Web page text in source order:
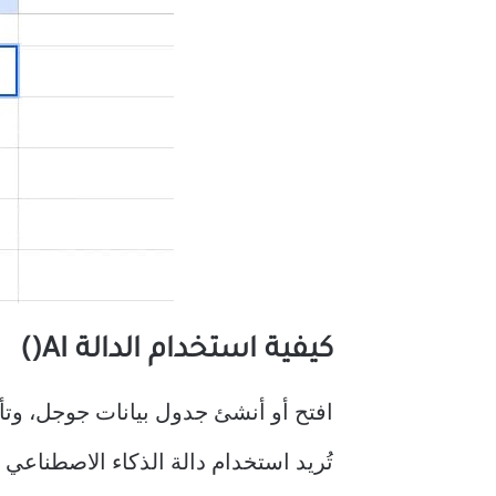
كيفية استخدام الدالة AI()